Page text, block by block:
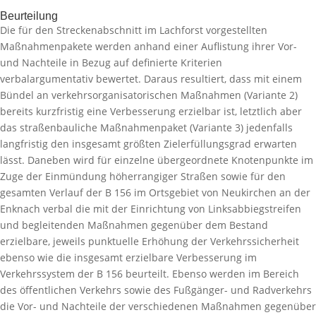
Beurteilung
Die für den Streckenabschnitt im Lachforst vorgestellten
Maßnahmenpakete werden anhand einer Auflistung ihrer Vor-
und Nachteile in Bezug auf definierte Kriterien
verbalargumentativ bewertet. Daraus resultiert, dass mit einem
Bündel an verkehrsorganisatorischen Maßnahmen (Variante 2)
bereits kurzfristig eine Verbesserung erzielbar ist, letztlich aber
das straßenbauliche Maßnahmenpaket (Variante 3) jedenfalls
langfristig den insgesamt größten Zielerfüllungsgrad erwarten
lässt. Daneben wird für einzelne übergeordnete Knotenpunkte im
Zuge der Einmündung höherrangiger Straßen sowie für den
gesamten Verlauf der B 156 im Ortsgebiet von Neukirchen an der
Enknach verbal die mit der Einrichtung von Linksabbiegstreifen
und begleitenden Maßnahmen gegenüber dem Bestand
erzielbare, jeweils punktuelle Erhöhung der Verkehrssicherheit
ebenso wie die insgesamt erzielbare Verbesserung im
Verkehrssystem der B 156 beurteilt. Ebenso werden im Bereich
des öffentlichen Verkehrs sowie des Fußgänger- und Radverkehrs
die Vor- und Nachteile der verschiedenen Maßnahmen gegenüber